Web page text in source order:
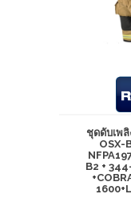
ชุดดับเพลิ
OSX-
B2 +